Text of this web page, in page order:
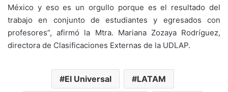
México y eso es un orgullo porque es el resultado del
trabajo en conjunto de estudiantes y egresados con
profesores”, afirmó la Mtra. Mariana Zozaya Rodríguez,
directora de Clasificaciones Externas de la UDLAP.
El Universal LATAM